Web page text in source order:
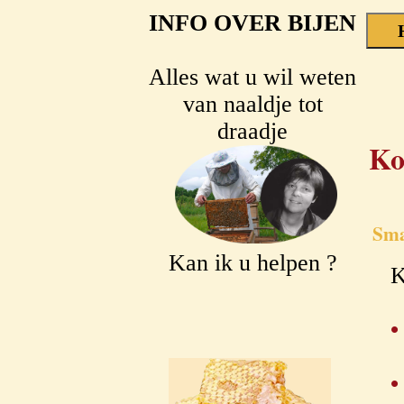
INFO OVER BIJEN
Alles wat u wil weten
van naaldje tot
draadje
Kan ik u helpen ?